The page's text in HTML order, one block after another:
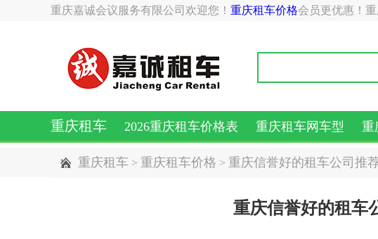
重庆嘉诚会议服务有限公司欢迎您！ 重庆租车价格会员更优惠！
重庆租车 2026重庆租车价格表 重庆租车网车型 重
重庆租车 > 重庆租车价格 > 重庆信誉好的租车公司推
重庆信誉好的租车